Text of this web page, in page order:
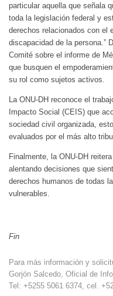
particular aquella que señala
toda la legislación federal y
derechos relacionados con el
discapacidad de la persona.”
Comité sobre el informe de
que busquen el
su rol como sujetos activos.
La ONU-DH reconoce el
Impacto Social (CEIS) que
sociedad civil organizada,
evaluados por el más alto
Finalmente, la ONU-DH
alentando decisiones que
derechos humanos de todas
vulnerables.
Fin
Para más información y
Gorjón Salcedo, Oficial de
Tel: +5255 5061 6374, cel.